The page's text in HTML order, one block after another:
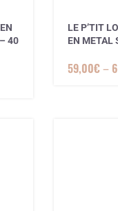
40
LE P’TIT
EN METAL
59,00€–